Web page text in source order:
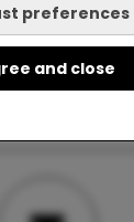
preferences
and close